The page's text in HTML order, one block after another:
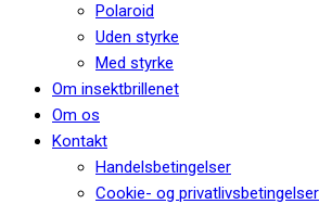
Polaroid
Uden styrke
Med styrke
Om insektbrillenet
Om os
Kontakt
Handelsbetingelser
Cookie- og privatlivsbetingelser